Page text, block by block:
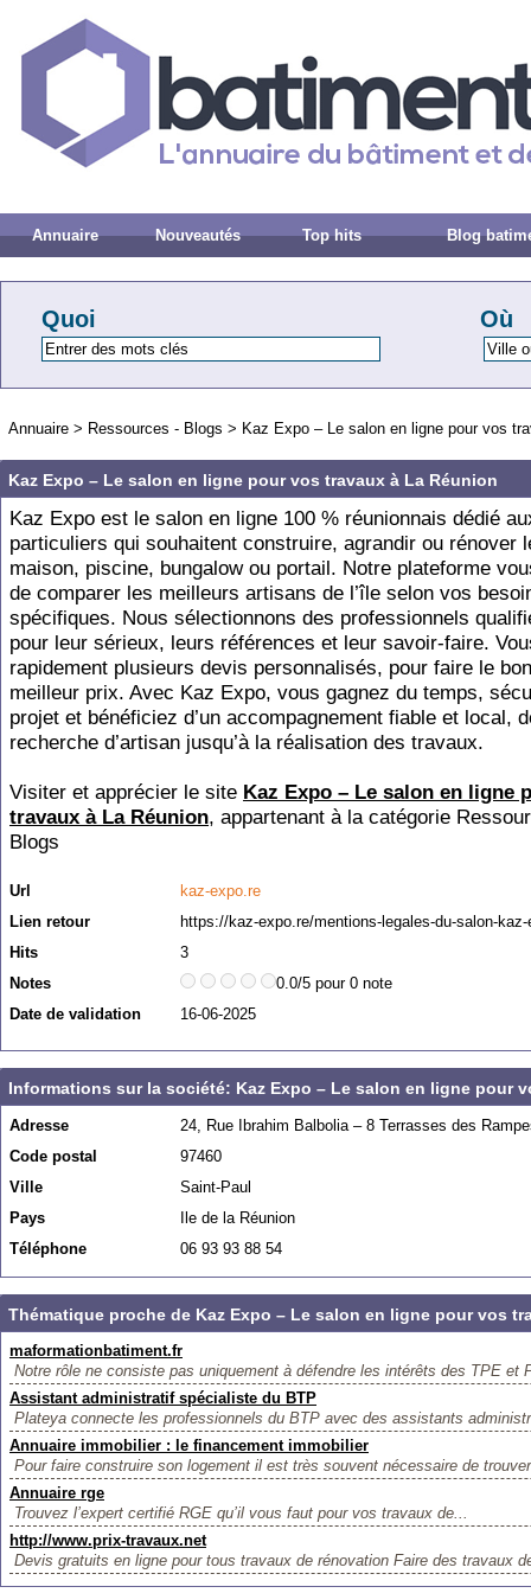
Annuaire Nouveautés Top hits Blog
Quoi Où
Annuaire > Ressources - Blogs > Kaz Expo – Le salon en ligne pour vos
Kaz Expo – Le salon en ligne pour vos travaux à La Réunion
Kaz Expo est le salon en ligne 100 % réunionnais dédié
particuliers qui souhaitent construire, agrandir ou rénover
maison, piscine, bungalow ou portail. Notre plateforme
de comparer les meilleurs artisans de l’île selon vos
spécifiques. Nous sélectionnons des professionnels
pour leur sérieux, leurs références et leur savoir-faire.
rapidement plusieurs devis personnalisés, pour faire le
meilleur prix. Avec Kaz Expo, vous gagnez du temps,
projet et bénéficiez d’un accompagnement fiable et local,
recherche d’artisan jusqu’à la réalisation des travaux.
Visiter et apprécier le site Kaz Expo – Le salon en ligne
travaux à La Réunion, appartenant à la catégorie
Blogs
Url
kaz-expo.re
Lien retour
https://kaz-expo.re/mentions-legales-du-salon-kaz-
Hits
3
Notes
0.0/5 pour 0 note
Date de validation
16-06-2025
Informations sur la société: Kaz Expo – Le salon en ligne pour
Adresse
24, Rue Ibrahim Balbolia – 8 Terrasses des
Code postal
97460
Ville
Saint-Paul
Pays
Ile de la Réunion
Téléphone
06 93 93 88 54
Thématique proche de Kaz Expo – Le salon en ligne pour vos
maformationbatiment.fr
Notre rôle ne consiste pas uniquement à défendre les intérêts des TPE et
Assistant administratif spécialiste du BTP
Plateya connecte les professionnels du BTP avec des assistants
Annuaire immobilier : le financement immobilier
Pour faire construire son logement il est très souvent nécessaire de
Annuaire rge
Trouvez l’expert certifié RGE qu’il vous faut pour vos travaux de...
http://www.prix-travaux.net
Devis gratuits en ligne pour tous travaux de rénovation Faire des travaux